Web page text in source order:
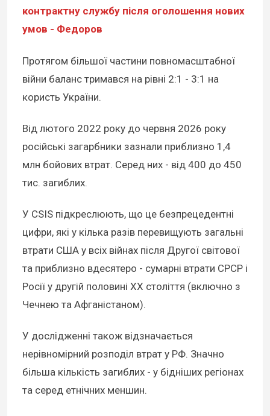
контрактну службу після оголошення нових
умов - Федоров
Протягом більшої частини повномасштабної
війни баланс тримався на рівні 2:1 - 3:1 на
користь України.
Від лютого 2022 року до червня 2026 року
російські загарбники зазнали приблизно 1,4
млн бойових втрат. Серед них - від 400 до 450
тис. загиблих.
У CSIS підкреслюють, що це безпрецедентні
цифри, які у кілька разів перевищують загальні
втрати США у всіх війнах після Другої світової
та приблизно вдесятеро - сумарні втрати СРСР і
Росії у другій половині XX століття (включно з
Чечнею та Афганістаном).
У дослідженні також відзначається
нерівномірний розподіл втрат у РФ. Значно
більша кількість загиблих - у бідніших регіонах
та серед етнічних меншин.